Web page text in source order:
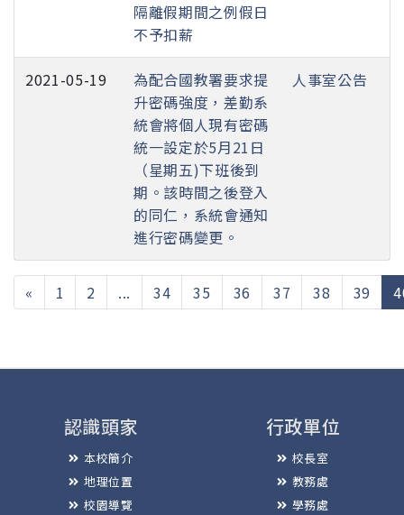
隔離假期間之例假日
不予扣薪
2021-05-19
為配合國教署要求提
升密碼強度，差勤系
統會將個人現有密碼
統一設定於5月21日
（星期五)下班後到
期。該時間之後登入
的同仁，系統會通知
進行密碼變更。
人事室公告
« 1 2 ... 34 35 36 37 38 39
認識頭家
本校簡介
地理位置
校園導覽
行政單位
校長室
教務處
學務處